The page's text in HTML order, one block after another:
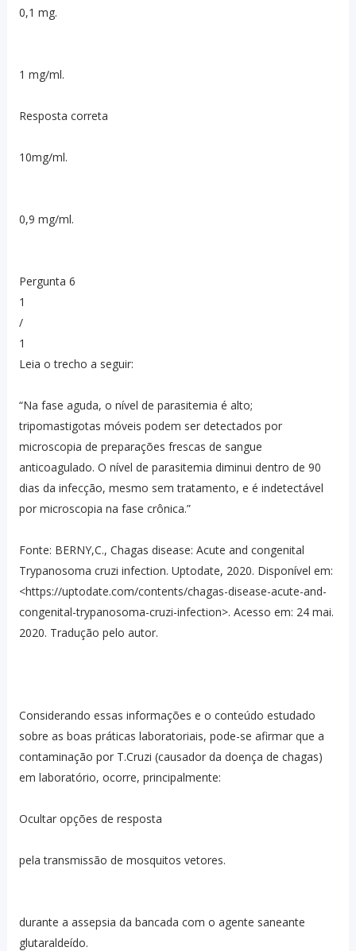
0,1 mg.
1 mg/ml.
Resposta correta
10mg/ml.
0,9 mg/ml.
Pergunta 6
1
/
1
Leia o trecho a seguir:
“Na fase aguda, o nível de parasitemia é alto;
tripomastigotas móveis podem ser detectados por
microscopia de preparações frescas de sangue
anticoagulado. O nível de parasitemia diminui dentro de 90
dias da infecção, mesmo sem tratamento, e é indetectável
por microscopia na fase crônica.”
Fonte: BERNY,C., Chagas disease: Acute and congenital
Trypanosoma cruzi infection. Uptodate, 2020. Disponível em:
<https://uptodate.com/contents/chagas-disease-acute-and-
congenital-trypanosoma-cruzi-infection>. Acesso em: 24 mai.
2020. Tradução pelo autor.
Considerando essas informações e o conteúdo estudado
sobre as boas práticas laboratoriais, pode-se afirmar que a
contaminação por T.Cruzi (causador da doença de chagas)
em laboratório, ocorre, principalmente:
Ocultar opções de resposta
pela transmissão de mosquitos vetores.
durante a assepsia da bancada com o agente saneante
glutaraldeído.